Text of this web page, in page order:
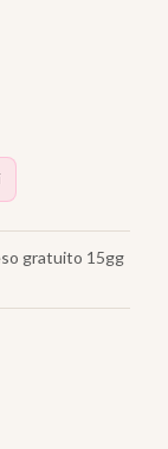
gratuito 15gg